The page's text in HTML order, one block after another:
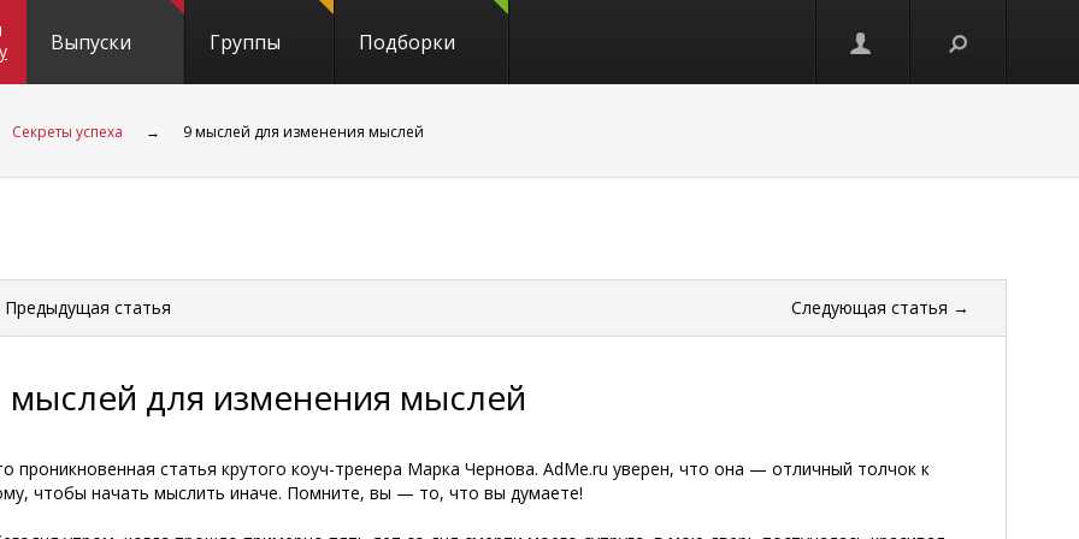
Выпуски Группы Подборки
Секреты успеха → 9 мыслей для изменения мыслей
статья Следующая статья →
мыслей для изменения мыслей
проникновенная статья крутого коуч-тренера Марка Чернова. AdMe.ru уверен, что она — отличный толчок к
чтобы начать мыслить иначе. Помните, вы — то, что вы думаете!